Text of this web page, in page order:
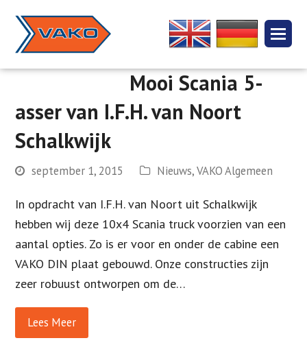
Mooi Scania 5-
asser van I.F.H. van Noort
Schalkwijk
september 1, 2015 Nieuws,VAKO Algemeen
In opdracht van I.F.H. van Noort uit Schalkwijk
hebben wij deze 10x4 Scania truck voorzien van een
aantal opties. Zo is er voor en onder de cabine een
VAKO DIN plaat gebouwd. Onze constructies zijn
zeer robuust ontworpen om de…
Lees Meer